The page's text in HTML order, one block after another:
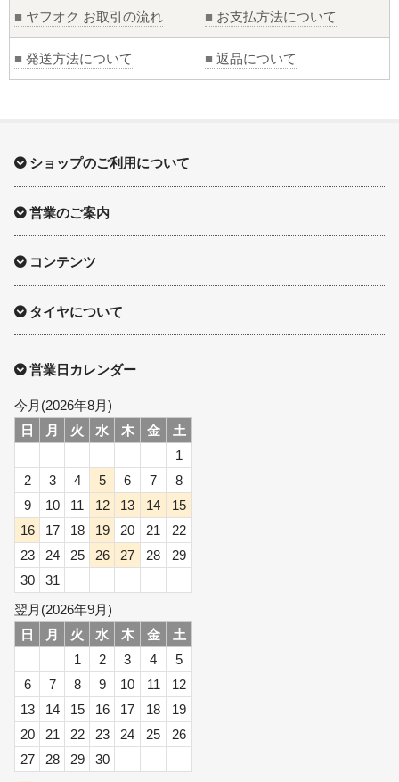
■ ヤフオク お取引の流れ ■ お支払方法について
■ 発送方法について ■ 返品について
ショップのご利用について
営業のご案内
コンテンツ
タイヤについて
営業日カレンダー
今月(2026年8月)
日
月 火 水 木 金
土
1
2
3 4 5 6 7
8
9
10 11 12 13 14
15
16
17 18 19 20 21
22
23
24 25 26 27 28
29
30
31
翌月(2026年9月)
日
月 火 水 木 金
土
1
2 3 4
5
6
7 8 9 10 11
12
13
14 15 16 17 18
19
20
21 22 23 24 25
26
27
28 29
30